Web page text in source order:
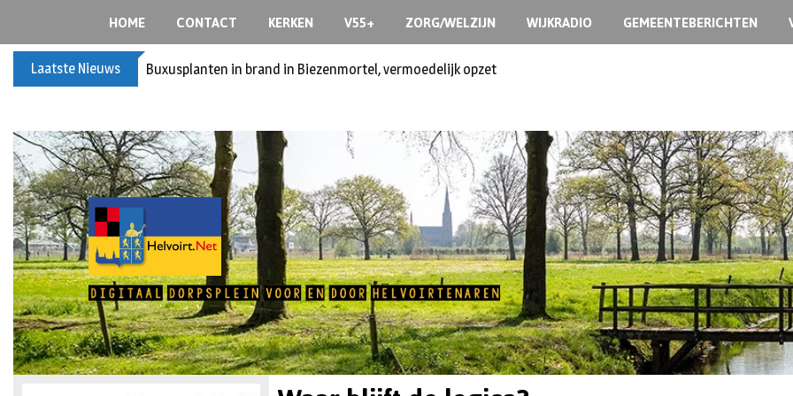
HOME CONTACT KERKEN V55+ ZORG/WELZIJN WIJKRADIO GEMEENTEBERICHTEN
Laatste Nieuws Buxusplanten in brand in Biezenmortel, vermoedelijk opzet